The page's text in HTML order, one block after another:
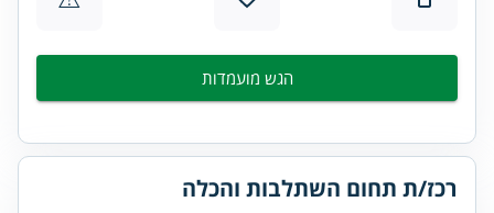
הגש מועמדות
רכז/ת תחום השתלבות והכלה